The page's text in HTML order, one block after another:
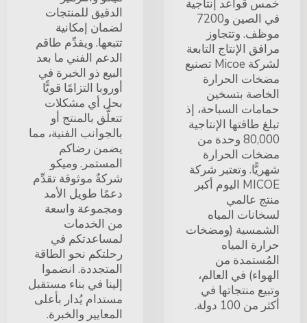
خمس قواعد إنتاجية
في الصين و7200
موظف. وتتجاوز
مرافق الإنتاج التابعة
لشركة Micoe تصنيع
مضخات الحرارة
الخاصة بتسخين
حمامات السباحة، إذ
تبلغ طاقتها الإنتاجية
80,000 وحدة من
مضخات الحرارة
شهريًّا. وتعتبر شركة
MICOE اليوم أكبر
منتج عالمي
لسخانات المياه
الشمسية (ومضخات
حرارة المياه
المُستمدة من
الهواء) في العالم،
وتبيع منتجاتها في
أكثر من 100 دولة.
الدقيق للمنتجات
لضمان إمكانية
تتبعها. ويقدِّم طاقم
الدعم الفني ما بعد
البيع ذو الخبرة في
أوروبا التزامًا قويًّا
بحل أي مشكلات
تتعلَّق بالمنتج أو
بالجوانب الفنية، مما
يضمن رضاكم
المستمر. وميكو
شركةٌ موثوقة تقدِّم
دعمًا طويل الأمد
ومجموعة واسعة
من الخدمات
لمساعدتكم في
رحلتكم نحو الطاقة
المتجددة. انضموا
إلينا في بناء مستقبل
مستدام يُدار بأعلى
المعايير والخبرة.